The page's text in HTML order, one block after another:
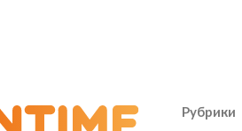
Рубрики